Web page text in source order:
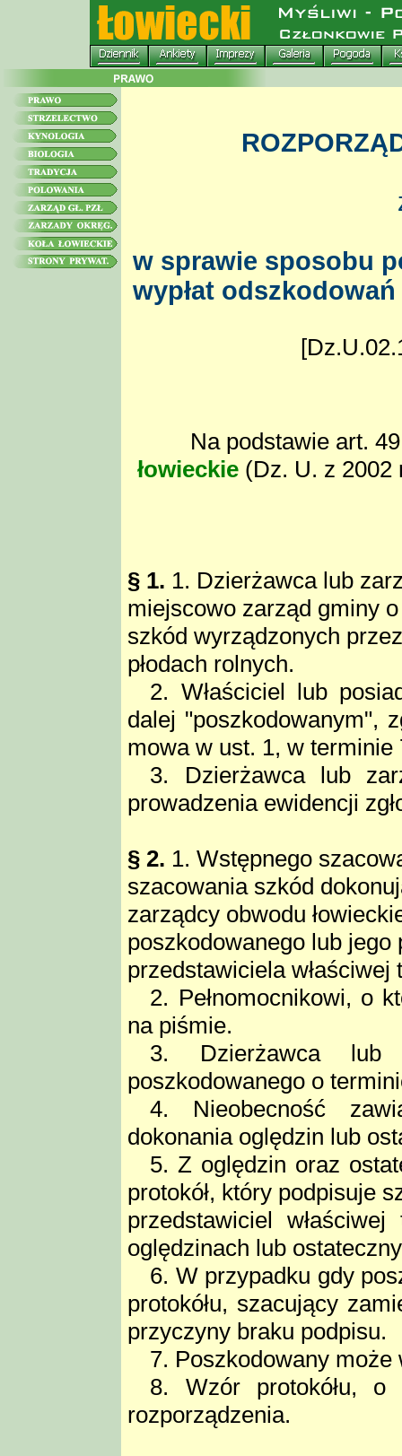
w sprawie sposobu
wypłat
Na podstawie art.
łowieckie (Dz. U. z 2002
§ 1. 1. Dzierżawca lub
miejscowo zarząd gminy
szkód wyrządzonych
płodach rolnych.
2. Właściciel lub
dalej "poszkodowanym",
mowa w ust. 1, w
3. Dzierżawca lub
prowadzenia ewidencji
§ 2. 1. Wstępnego
szacowania szkód
zarządcy obwodu
poszkodowanego lub jego
przedstawiciela
2. Pełnomocnikowi, o
na piśmie.
3. Dzierżawca lub
poszkodowanego o
4. Nieobecność
dokonania oględzin lub
5. Z oględzin oraz
protokół, który podpisuje
przedstawiciel
oględzinach lub
6. W przypadku gdy
protokółu, szacujący
przyczyny braku podpisu.
7. Poszkodowany może
8. Wzór protokółu,
rozporządzenia.